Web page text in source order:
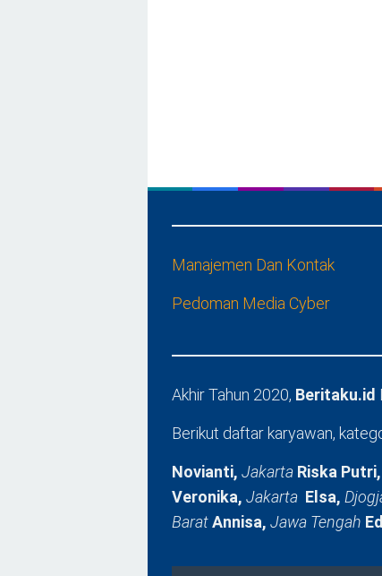
Manajemen Dan Kontak
Pedoman Media Cyber
Akhir Tahun 2020, Beritaku.id
Berikut daftar karyawan,
Novianti, Jakarta Riska Putri,
Veronika, Jakarta Elsa,
BaratAnnisa, Jawa Tengah